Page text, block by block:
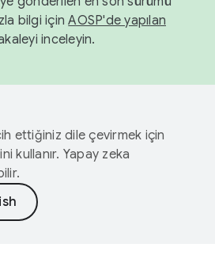
bilgi içinAOSP'de yapılan
inceleyin.
ettiğiniz dile çevirmek için
kullanır. Yapay zeka